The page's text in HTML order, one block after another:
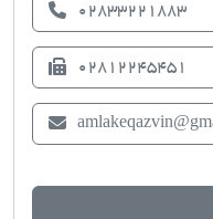
02833221883
02812245451